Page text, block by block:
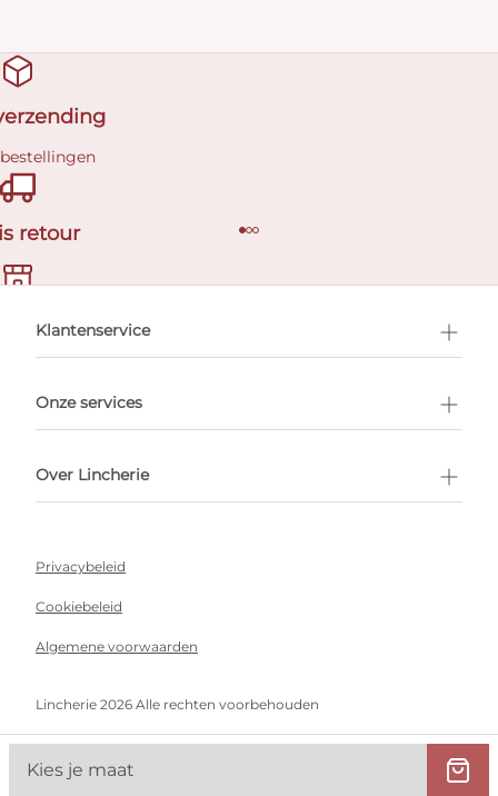
Kies je maat
retour
afspraak
Klantenservice
Onze services
Over Lincherie
Privacybeleid
Cookiebeleid
Algemene voorwaarden
Lincherie 2026 Alle rechten voorbehouden